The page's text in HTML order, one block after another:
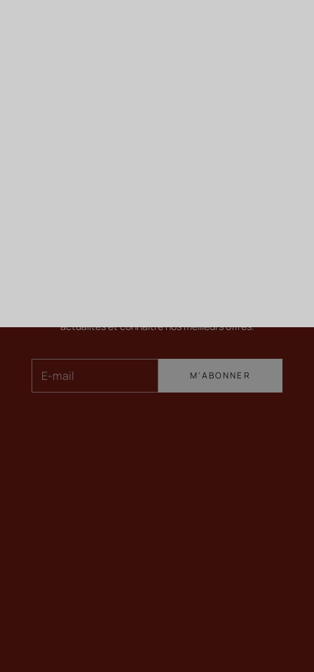
actualités et connaître nos meilleurs offres.
M'ABONNER